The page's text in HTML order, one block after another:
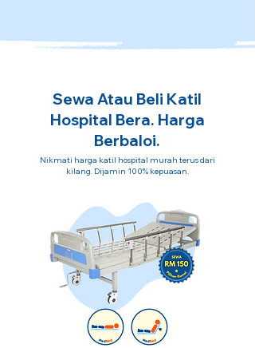
Sewa Atau Beli Katil
Hospital Bera. Harga
Berbaloi.
Nikmati harga katil hospital murah terus dari
kilang. Dijamin 100% kepuasan.